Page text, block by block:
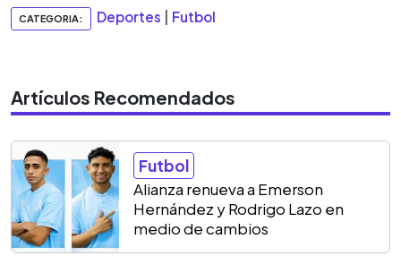
CATEGORIA: Deportes Futbol
Artículos Recomendados
Futbol
Alianza renueva a Emerson
Hernández y Rodrigo Lazo en
medio de cambios